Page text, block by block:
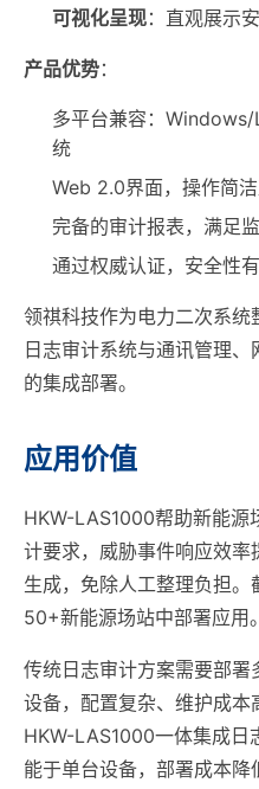
可视化呈现：直观展示
产品优势：
多平台兼容：
统
Web 2.0界面，操作简
完备的审计报表，满足
通过权威认证，安全性
领祺科技作为电力二次系
日志审计系统与通讯管理
的集成部署。
应用价值
HKW-LAS1000帮助新能源
计要求，威胁事件响应效
生成，免除人工整理负担
50+新能源场站中部署应用。
传统日志审计方案需要部
设备，配置复杂、维护成
HKW-LAS1000一体集成日
能于单台设备，部署成本